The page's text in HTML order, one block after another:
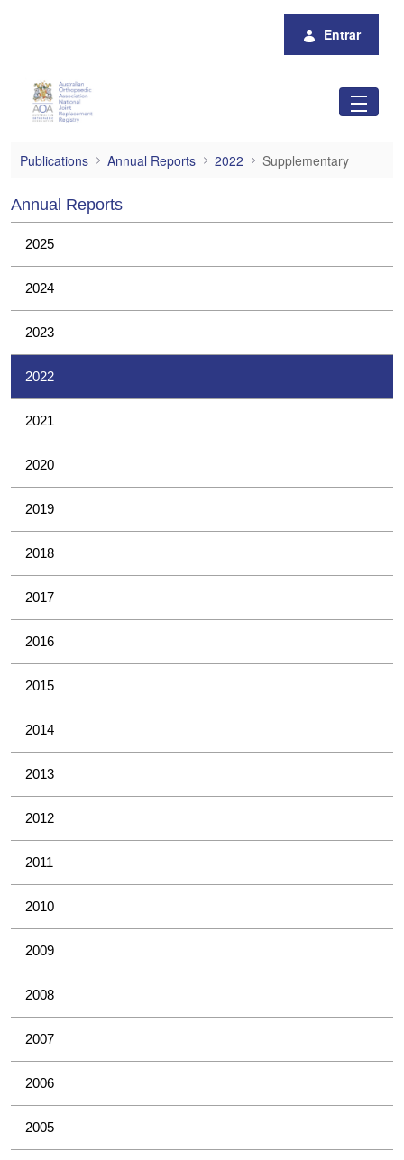
Entrar
Supplementary
Publications Annual Reports 2022 Supplementary
Annual Reports
2025
2024
2023
2022
2021
2020
2019
2018
2017
2016
2015
2014
2013
2012
2011
2010
2009
2008
2007
2006
2005